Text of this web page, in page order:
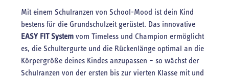
Mit einem Schulranzen von School-Mood ist dein Kind
bestens für die Grundschulzeit gerüstet. Das innovative
EASY FIT System vom Timeless und Champion ermöglicht
es, die Schultergurte und die Rückenlänge optimal an die
Körpergröße deines Kindes anzupassen – so wächst der
Schulranzen von der ersten bis zur vierten Klasse mit und